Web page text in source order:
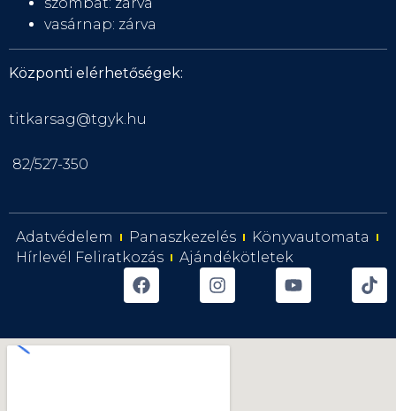
szombat: zárva
vasárnap: zárva
Központi elérhetőségek:
titkarsag@tgyk.hu
82/527-350
Adatvédelem Panaszkezelés
Könyvautomata
Hírlevél Feliratkozás
Ajándékötletek